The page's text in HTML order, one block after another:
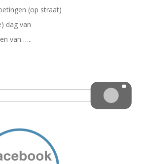
(op straat)
dag van
van …..